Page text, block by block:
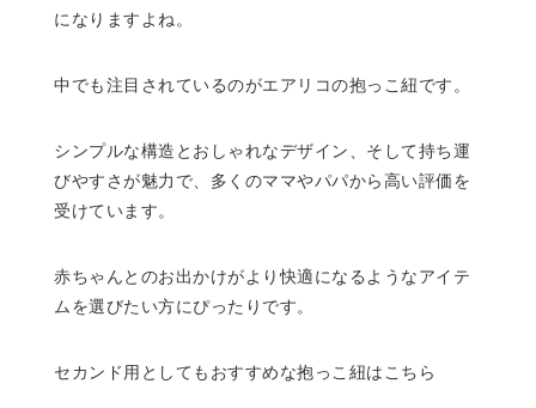
になりますよね。
中でも注目されているのがエアリコの抱っこ紐です。
シンプルな構造とおしゃれなデザイン、そして持ち運
びやすさが魅力で、多くのママやパパから高い評価を
受けています。
赤ちゃんとのお出かけがより快適になるようなアイテ
ムを選びたい方にぴったりです。
セカンド用としてもおすすめな抱っこ紐はこちら